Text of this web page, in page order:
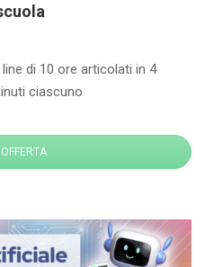
di 10 ore articolati in 4
ciascuno